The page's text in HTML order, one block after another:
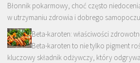
Błonnik pokarmowy, choć często
w utrzymaniu zdrowia i dobrego
Beta-karoten: właściwości
Beta-karoten to nie tylko pigment
kluczowy składnik odżywczy, który